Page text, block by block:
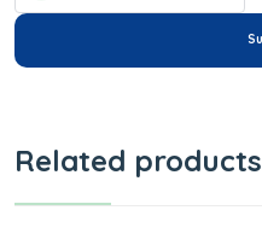
Related products